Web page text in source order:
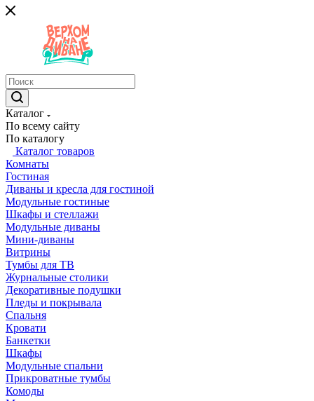
Каталог
По всему сайту
По каталогу
Каталог товаров
Комнаты
Гостиная
Диваны и кресла для гостиной
Модульные гостиные
Шкафы и стеллажи
Модульные диваны
Мини-диваны
Витрины
Тумбы для ТВ
Журнальные столики
Декоративные подушки
Пледы и покрывала
Спальня
Кровати
Банкетки
Шкафы
Модульные спальни
Прикроватные тумбы
Комоды